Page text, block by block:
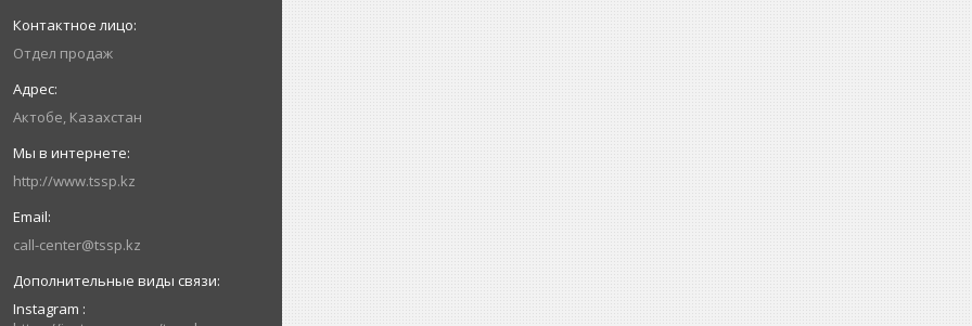
Отдел продаж
Актобе, Казахстан
http://www.tssp.kz
call-center@tssp.kz
Instagram